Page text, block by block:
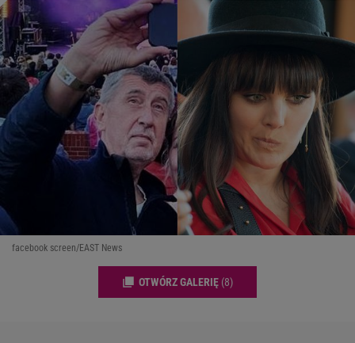
facebook screen/EAST News
OTWÓRZ GALERIĘ (8)